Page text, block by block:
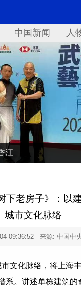
中国新闻 人
江
下老房子》：以
城市文化脉络
09:36:52 来源: 中国中
文化脉络，将上海
系。讲述单栋建筑的